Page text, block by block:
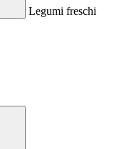
Legumi freschi